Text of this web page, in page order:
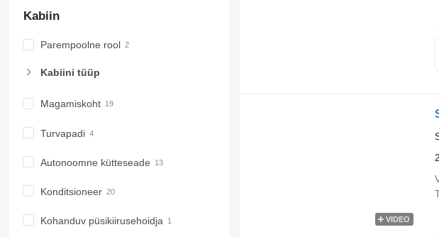
Kabiin
Parempoolne rool
Kabiini tüüp
Magamiskoht
Turvapadi
Autonoomne kütteseade
Konditsioneer
Kohanduv püsikiirusehoidja VIDEO